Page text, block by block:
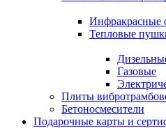
Инфракрасные
Тепловые
Газовые
Плиты
Бетоносмесители
Подарочные карты и